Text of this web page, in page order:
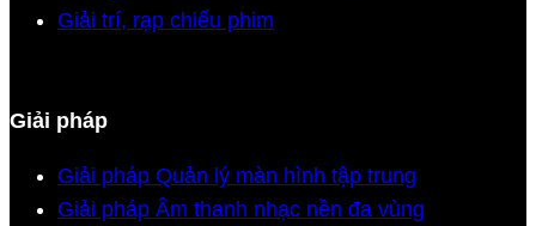
Giải trí, rạp chiếu phim
Giải pháp
Giải pháp Quản lý màn hình tập trung
Giải pháp Âm thanh nhạc nền đa vùng